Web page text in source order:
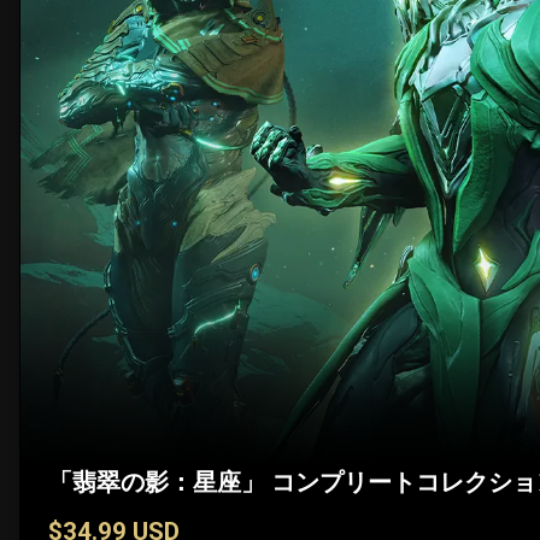
「翡翠の影：星座」 コンプリートコレクシ
$34.99 USD